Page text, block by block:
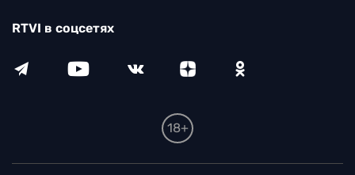
RTVI в соцсетях
18+